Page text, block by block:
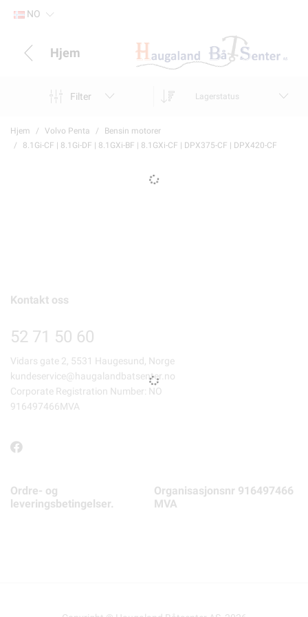
NO
Hjem
Filter Lagerstatus
Hjem Volvo Penta
Bensin motorer
8.1Gi-CF | 8.1Gi-DF | 8.1GXi-BF | 8.1GXi-CF | DPX375-CF | DPX420-CF
Kontakt oss
52 71 50 60
Vidars gate 2, 5531 Haugesund, Norge
kundeservice@haugalandbatsenter.no
Corporate Registration Number: NO
916497466MVA
Ordre- og
leveringsbetingelser.
Organisasjonsnr 916497466
MVA